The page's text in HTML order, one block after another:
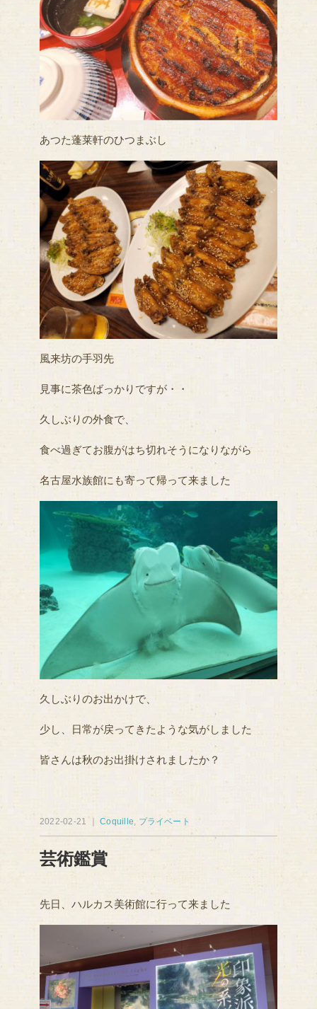
あつた蓬莱軒のひつまぶし
風来坊の手羽先
見事に茶色ばっかりですが・・
久しぶりの外食で、
食べ過ぎてお腹がはち切れそうになりながら
名古屋水族館にも寄って帰って来ました
久しぶりのお出かけで、
少し、日常が戻ってきたような気がしました
皆さんは秋のお出掛けされましたか？
2022-02-21 ｜Coquille, プライベート
芸術鑑賞
先日、ハルカス美術館に行って来ました